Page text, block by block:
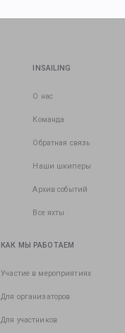
INSAILING
О нас
Команда
Обратная связь
Наши шкиперы
Архив событий
Все яхты
КАК МЫ РАБОТАЕМ
Участие в мероприятиях
Для организаторов
Для участников